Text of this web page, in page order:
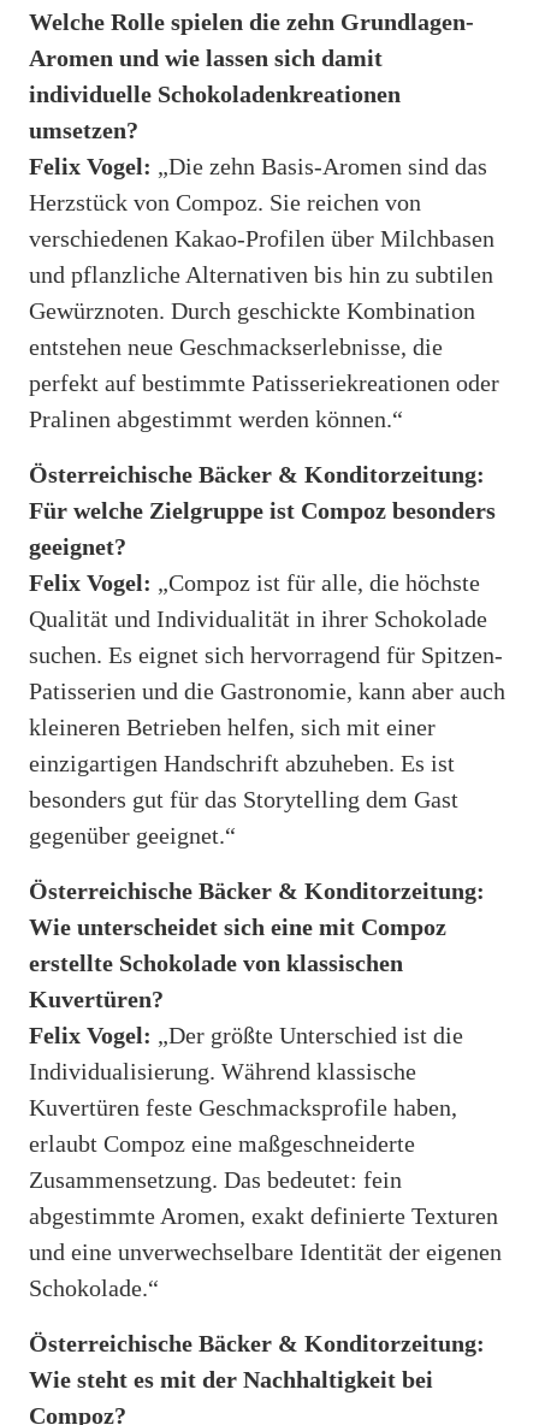
Welche Rolle spielen die zehn Grundlagen-
Aromen und wie lassen sich damit
individuelle Schokoladenkreationen
umsetzen?
Felix Vogel: „Die zehn Basis-Aromen sind das
Herzstück von Compoz. Sie reichen von
verschiedenen Kakao-Profilen über Milchbasen
und pflanzliche Alternativen bis hin zu subtilen
Gewürznoten. Durch geschickte Kombination
entstehen neue Geschmackserlebnisse, die
perfekt auf bestimmte Patisseriekreationen oder
Pralinen abgestimmt werden können.“
Österreichische Bäcker & Konditorzeitung:
Für welche Zielgruppe ist Compoz besonders
geeignet?
Felix Vogel: „Compoz ist für alle, die höchste
Qualität und Individualität in ihrer Schokolade
suchen. Es eignet sich hervorragend für Spitzen-
Patisserien und die Gastronomie, kann aber auch
kleineren Betrieben helfen, sich mit einer
einzigartigen Handschrift abzuheben. Es ist
besonders gut für das Storytelling dem Gast
gegenüber geeignet.“
Österreichische Bäcker & Konditorzeitung:
Wie unterscheidet sich eine mit Compoz
erstellte Schokolade von klassischen
Kuvertüren?
Felix Vogel: „Der größte Unterschied ist die
Individualisierung. Während klassische
Kuvertüren feste Geschmacksprofile haben,
erlaubt Compoz eine maßgeschneiderte
Zusammensetzung. Das bedeutet: fein
abgestimmte Aromen, exakt definierte Texturen
und eine unverwechselbare Identität der eigenen
Schokolade.“
Österreichische Bäcker & Konditorzeitung:
Wie steht es mit der Nachhaltigkeit bei
Compoz?